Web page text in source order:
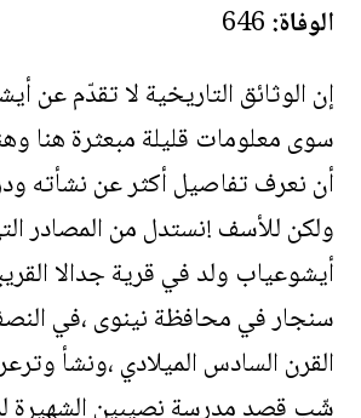
الوفاة:
إن الوثائق التاريخية لا تقدّم عن
سوى معلومات قليلة مبعثرة هنا
أن نعرف تفاصيل أكثر عن نشأته
ولكن للأسف !نستدل من المصادر
أيشوعياب ولد في قرية جدالا
سنجار في محافظة نينوى ،في
القرن السادس الميلادي ،ونشأ